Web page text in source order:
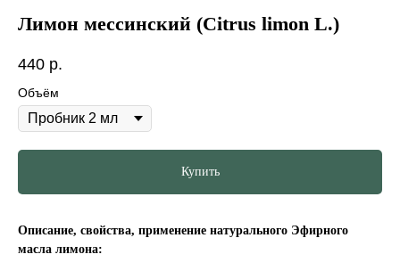
Лимон мессинский (Citrus limon L.)
440 р.
Объём
Купить
Описание, свойства, применение натурального Эфирного
масла лимона: